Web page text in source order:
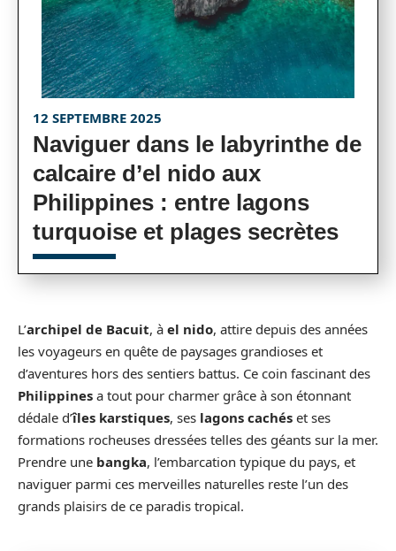
12 SEPTEMBRE 2025
Naviguer dans le labyrinthe de
calcaire d’el nido aux
Philippines : entre lagons
turquoise et plages secrètes
L’archipel de Bacuit, à el nido, attire depuis des années
les voyageurs en quête de paysages grandioses et
d’aventures hors des sentiers battus. Ce coin fascinant des
Philippines a tout pour charmer grâce à son étonnant
dédale d’îles karstiques, ses lagons cachés et ses
formations rocheuses dressées telles des géants sur la mer.
Prendre une bangka, l’embarcation typique du pays, et
naviguer parmi ces merveilles naturelles reste l’un des
grands plaisirs de ce paradis tropical.